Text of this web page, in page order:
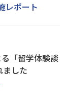
レポート
「留学体験談
ました